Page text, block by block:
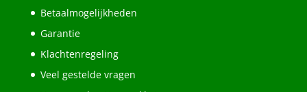
Betaalmogelijkheden
Garantie
Klachtenregeling
Veel gestelde vragen